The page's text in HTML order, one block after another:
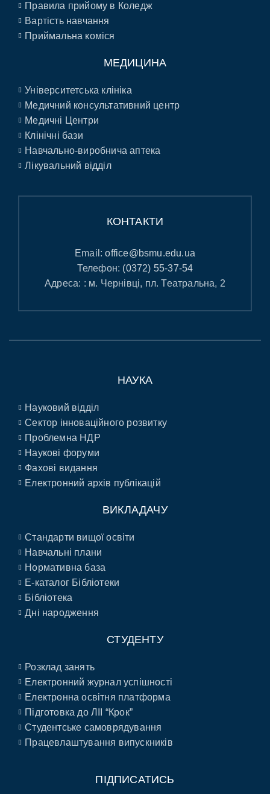
Правила прийому в Коледж
Вартість навчання
Приймальна коміся
МЕДИЦИНА
Університетська клініка
Медичний консультативний центр
Медичні Центри
Клінічні бази
Навчально-виробнича аптека
Лікувальний відділ
КОНТАКТИ
Email:office@bsmu.edu.ua
Телефон: (0372) 55-37-54
Адреса: : м. Чернівці, пл. Театральна, 2
НАУКА
Науковий відділ
Сектор інноваційного розвитку
Проблемна НДР
Наукові форуми
Фахові видання
Електронний архів публікацій
ВИКЛАДАЧУ
Стандарти вищої освіти
Навчальні плани
Нормативна база
E-каталог Бібліотеки
Бібліотека
Дні народження
СТУДЕНТУ
Розклад занять
Електронний журнал успішності
Електронна освітня платформа
Підготовка до ЛІІ “Крок”
Студентське самоврядування
Працевлаштування випускників
ПІДПИСАТИСЬ